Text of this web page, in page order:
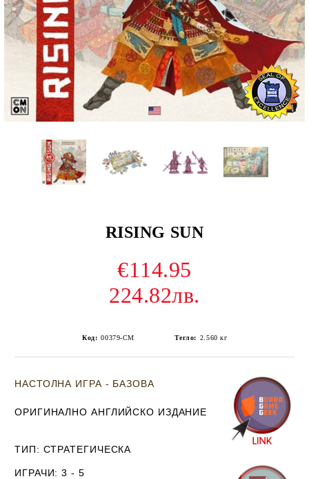
RISING SUN
€114.95
224.82лв.
Код: 00379-CM Тегло: 2.560 кг
НАСТОЛНА ИГРА - БАЗОВА
ОРИГИНАЛНО АНГЛИЙСКО ИЗДАНИЕ
ТИП: СТРАТЕГИЧЕСКА
ИГРАЧИ: 3 - 5